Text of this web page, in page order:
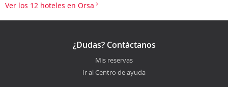
Ver los 12 hoteles en Orsa
¿Dudas? Contáctanos
Mis reservas
Ir al Centro de ayuda